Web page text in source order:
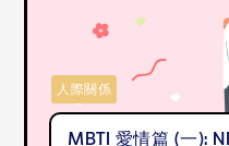
MBTI 愛情篇 (一):
人際關係